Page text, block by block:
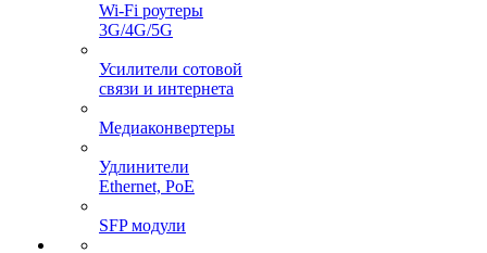
Wi-Fi роутеры
3G/4G/5G
Усилители сотовой
связи и интернета
Медиаконвертеры
Удлинители
Ethernet, PoE
SFP модули